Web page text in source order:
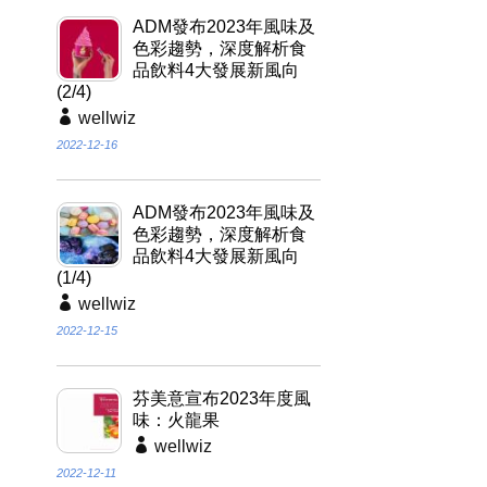
ADM發布2023年風味及
色彩趨勢，深度解析食
品飲料4大發展新風向
(2/4)
wellwiz
2022-12-16
ADM發布2023年風味及
色彩趨勢，深度解析食
品飲料4大發展新風向
(1/4)
wellwiz
2022-12-15
芬美意宣布2023年度風
味：火龍果
wellwiz
2022-12-11